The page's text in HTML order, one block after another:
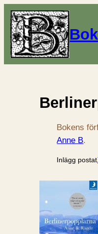
Bokens
Anne B.
Inlägg postat